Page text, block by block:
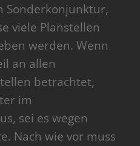
Sonderkonjunktur,
viele Planstellen
werden. Wenn
an allen
betrachtet,
im
sei es wegen
Nach wie vor muss